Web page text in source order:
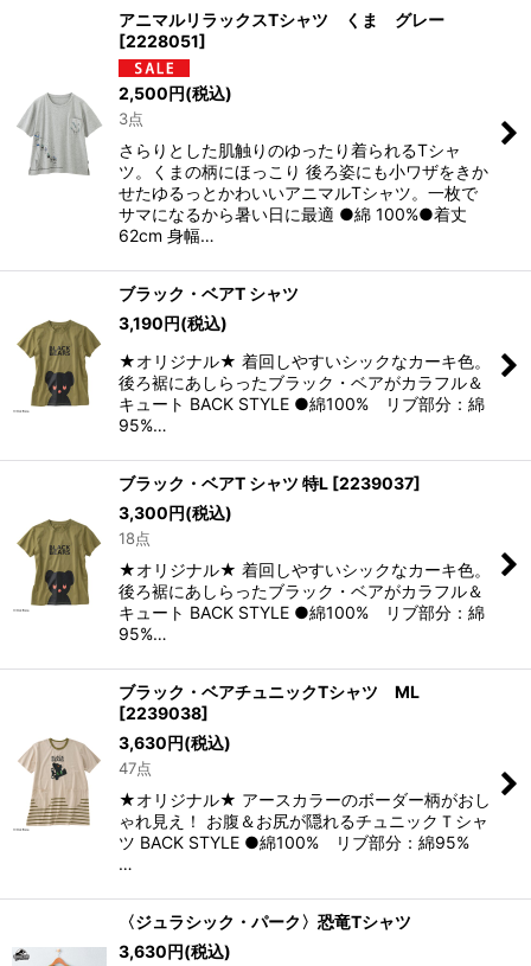
アニマルリラックスTシャツ くま グレー
[2228051]
2,500円(税込)
3点
さらりとした肌触りのゆったり着られるTシャ
ツ。くまの柄にほっこり 後ろ姿にも小ワザをきか
せたゆるっとかわいいアニマルTシャツ。一枚で
サマになるから暑い日に最適 ●綿 100%●着丈
62cm 身幅…
ブラック・ベアT シャツ
3,190円(税込)
★オリジナル★ 着回しやすいシックなカーキ色。
後ろ裾にあしらったブラック・ベアがカラフル＆
キュート BACK STYLE ●綿100% リブ部分：綿
95%…
ブラック・ベアT シャツ 特L [2239037]
3,300円(税込)
18点
★オリジナル★ 着回しやすいシックなカーキ色。
後ろ裾にあしらったブラック・ベアがカラフル＆
キュート BACK STYLE ●綿100% リブ部分：綿
95%…
ブラック・ベアチュニックTシャツ ML
[2239038]
3,630円(税込)
47点
★オリジナル★ アースカラーのボーダー柄がおし
ゃれ見え！ お腹＆お尻が隠れるチュニックＴシャ
ツ BACK STYLE ●綿100% リブ部分：綿95%
…
〈ジュラシック・パーク〉恐竜Tシャツ
3,630円(税込)